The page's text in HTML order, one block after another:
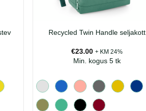
Recycled Twin Handle seljakott
€23.00 + KM 24%
Min. kogus 5 tk